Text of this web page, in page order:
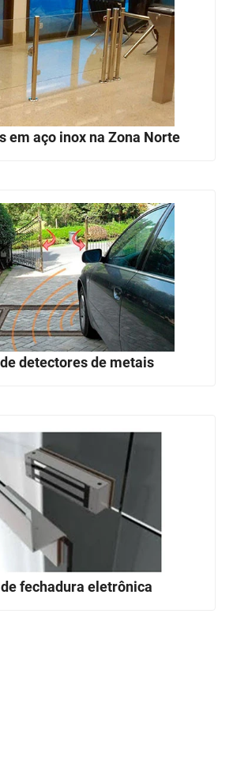
em aço inox na Zona Norte
detectores de metais
fechadura eletrônica